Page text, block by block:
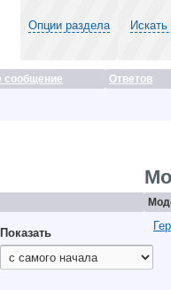
Опции раздела
сообщение Ответов
Показать